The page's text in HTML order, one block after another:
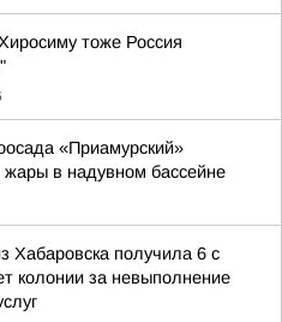
тоже Россия
«Приамурский»
жары в надувном бассейне
Хабаровска получила 6 с
колонии за невыполнение